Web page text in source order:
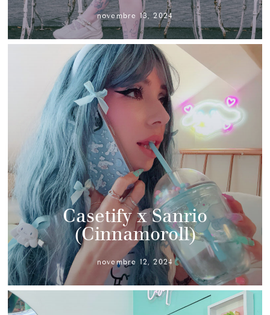
novembre 13, 2024
Casetify x Sanrio
(Cinnamoroll)
novembre 12, 2024